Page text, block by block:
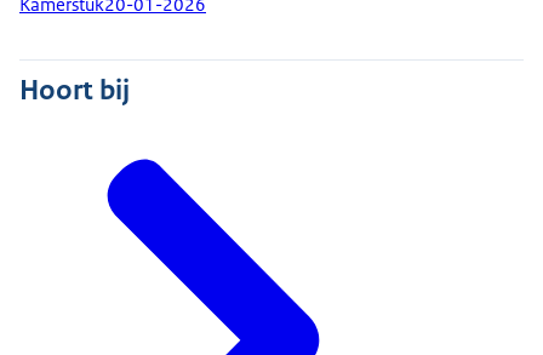
Kamerstuk20-01-2026
Hoort bij